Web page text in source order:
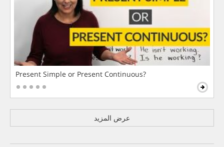
Present Simple or Present Continuous?
عرض المزيد